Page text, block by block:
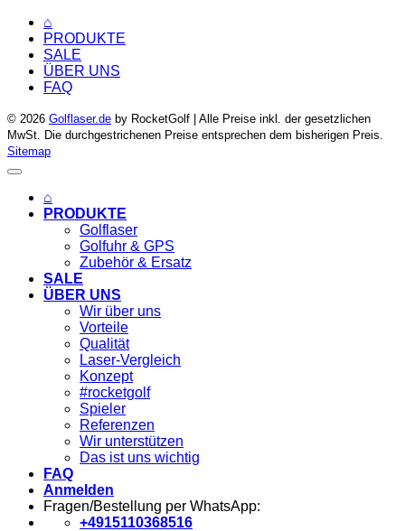
⌂
PRODUKTE
SALE
ÜBER UNS
FAQ
© 2026 Golflaser.de by RocketGolf | Alle Preise inkl. der gesetzlichen
MwSt. Die durchgestrichenen Preise entsprechen dem bisherigen Preis.
Sitemap
⌂
PRODUKTE
Golflaser
Golfuhr & GPS
Zubehör & Ersatz
SALE
ÜBER UNS
Wir über uns
Vorteile
Qualität
Laser-Vergleich
Konzept
#rocketgolf
Spieler
Referenzen
Wir unterstützen
Das ist uns wichtig
FAQ
Anmelden
Fragen/Bestellung per WhatsApp:
+4915110368516